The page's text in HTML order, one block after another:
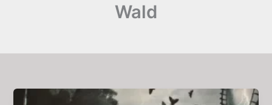
Wald